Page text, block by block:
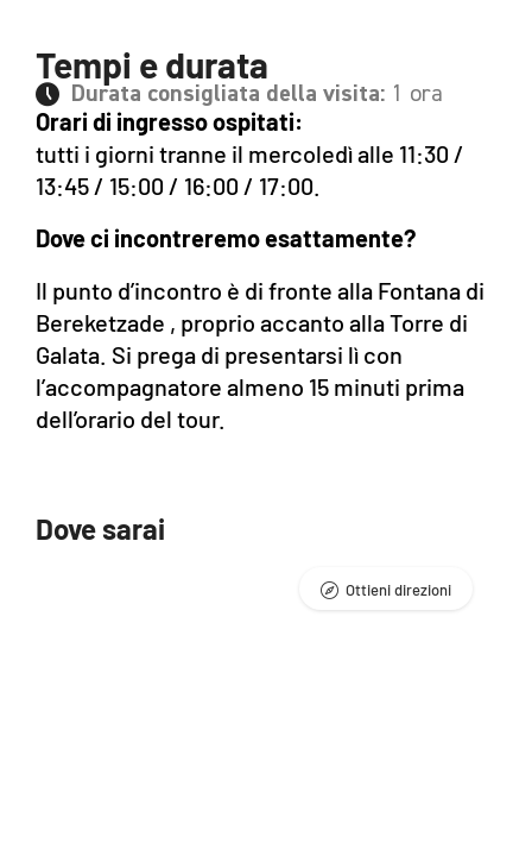
Tempi e durata
Durata consigliata della visita: 1 ora
Orari di ingresso ospitati:
tutti i giorni tranne il mercoledì alle 11:30 /
13:45 / 15:00 / 16:00 / 17:00.
Dove ci incontreremo esattamente?
Il punto d’incontro è di fronte alla Fontana di
Bereketzade , proprio accanto alla Torre di
Galata. Si prega di presentarsi lì con
l’accompagnatore almeno 15 minuti prima
dell’orario del tour.
Dove sarai
Ottieni direzioni